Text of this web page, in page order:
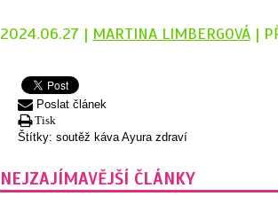
2024.06.27 | MARTINA LIMBERGOVÁ |
Poslat článek
Tisk
Štítky: soutěž káva Ayura zdraví
NEJZAJÍMAVĚJŠÍ ČLÁNKY